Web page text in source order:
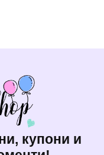
купони и